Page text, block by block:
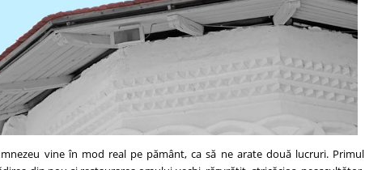
vine în mod real pe pământ, ca să ne arate două lucruri. Primul